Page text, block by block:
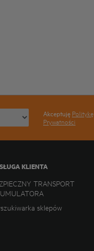
Akceptuję Politykę
Prywatności
KLIENTA
TRANSPORT
sklepów